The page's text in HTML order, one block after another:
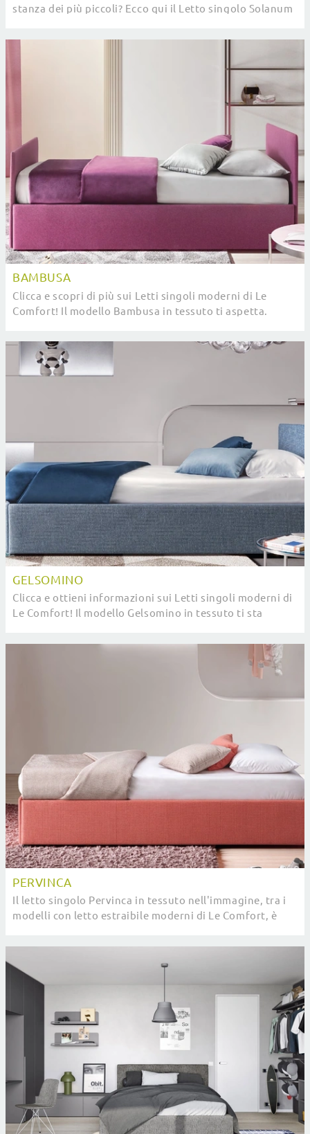
stanza dei più piccoli? Ecco qui il Letto singolo Solanum
BAMBUSA
Clicca e scopri di più sui Letti singoli moderni di Le
Comfort! Il modello Bambusa in tessuto ti aspetta.
GELSOMINO
Clicca e ottieni informazioni sui Letti singoli moderni di
Le Comfort! Il modello Gelsomino in tessuto ti sta
PERVINCA
Il letto singolo Pervinca in tessuto nell'immagine, tra i
modelli con letto estraibile moderni di Le Comfort, è